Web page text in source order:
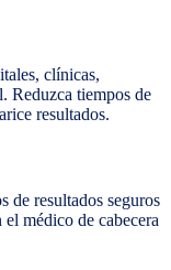
clínicas,
Reduzca tiempos de
resultados.
de resultados seguros
médico de cabecera